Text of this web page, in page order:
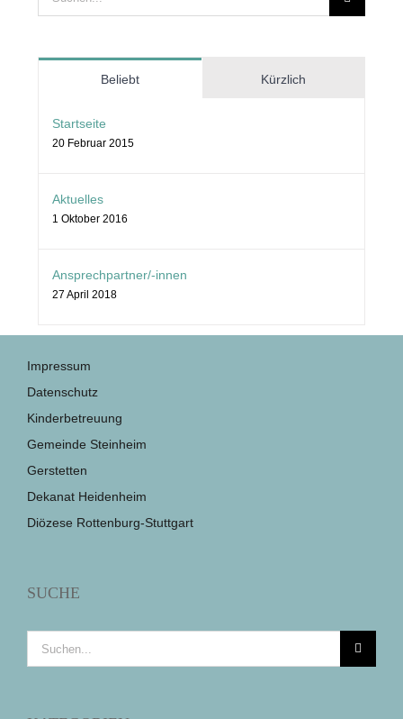
nach:
Beliebt Kürzlich
Startseite
20 Februar 2015
Aktuelles
1 Oktober 2016
Ansprechpartner/-innen
27 April 2018
Impressum
Datenschutz
Kinderbetreuung
Gemeinde Steinheim
Gerstetten
Dekanat Heidenheim
Diözese Rottenburg-Stuttgart
SUCHE
Suche
nach: